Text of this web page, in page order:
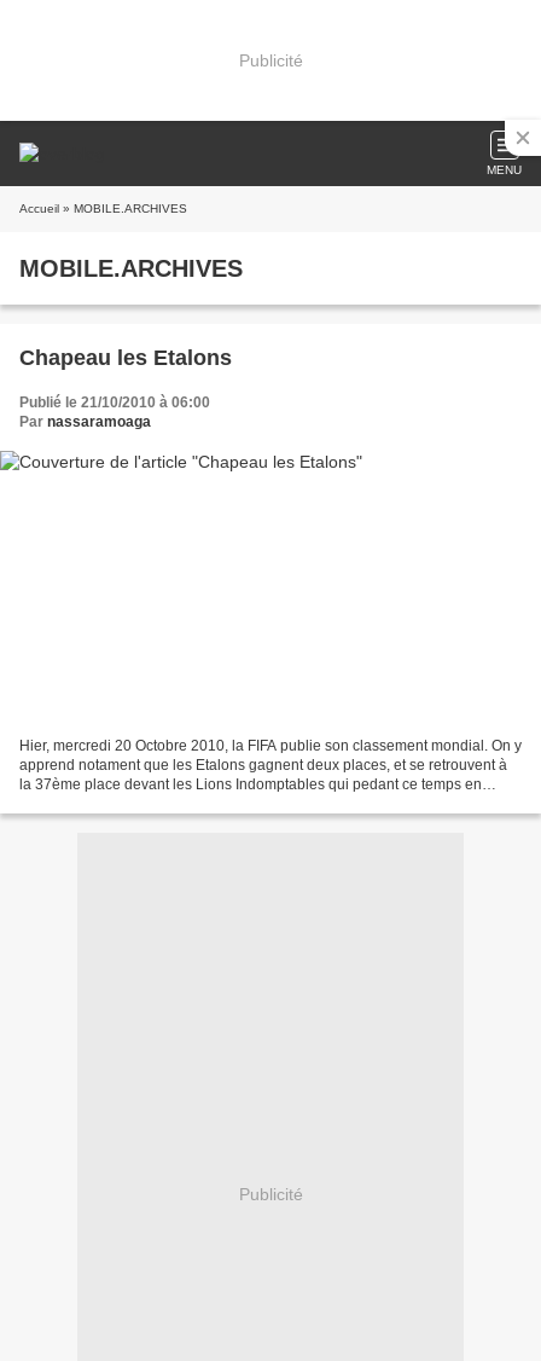
Publicité
MENU
Accueil » MOBILE.ARCHIVES
MOBILE.ARCHIVES
Chapeau les Etalons
Publié le 21/10/2010 à 06:00
Par nassaramoaga
Hier, mercredi 20 Octobre 2010, la FIFA publie son classement mondial. On y
apprend notament que les Etalons gagnent deux places, et se retrouvent à
la 37ème place devant les Lions Indomptables qui pedant ce temps en
Publicité